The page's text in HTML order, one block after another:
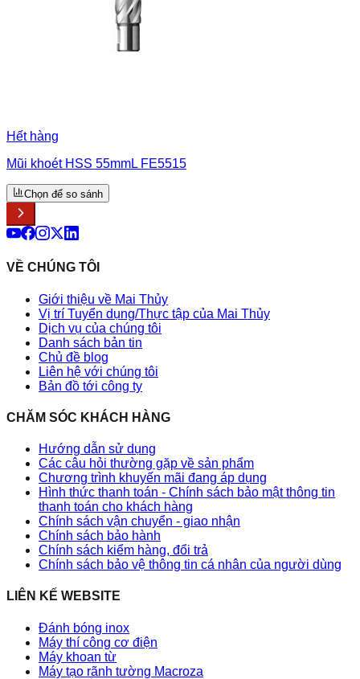
Hết hàng
Mũi khoét HSS 55mmL FE5515
Chọn để so sánh
VỀ CHÚNG TÔI
Giới thiệu về Mai Thủy
Vị trí Tuyển dụng/Thực tập của Mai Thủy
Dịch vụ của chúng tôi
Danh sách bản tin
Chủ đề blog
Liên hệ với chúng tôi
Bản đồ tới công ty
CHĂM SÓC KHÁCH HÀNG
Hướng dẫn sử dụng
Các câu hỏi thường gặp về sản phẩm
Chương trình khuyến mãi đang áp dụng
Hình thức thanh toán - Chính sách bảo mật thông tin
thanh toán cho khách hàng
Chính sách vận chuyển - giao nhận
Chính sách bảo hành
Chính sách kiểm hàng, đổi trả
Chính sách bảo vệ thông tin cá nhân của người dùng
LIÊN KẾ WEBSITE
Đánh bóng inox
Máy thí công cơ điện
Máy khoan từ
Máy tạo rãnh tường Macroza